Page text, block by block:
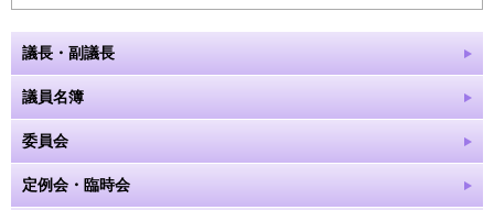
議長・副議長
議員名簿
委員会
定例会・臨時会